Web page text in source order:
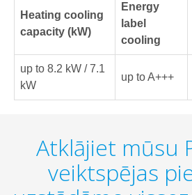
Heating cooling
capacity (kW)
Energy
label
cooling
up to 8.2 kW / 7.1
kW
up to A+++
Atklājiet mūsu
veiktspējas